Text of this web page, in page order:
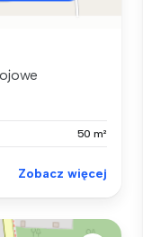
50 m²
Zobacz więcej